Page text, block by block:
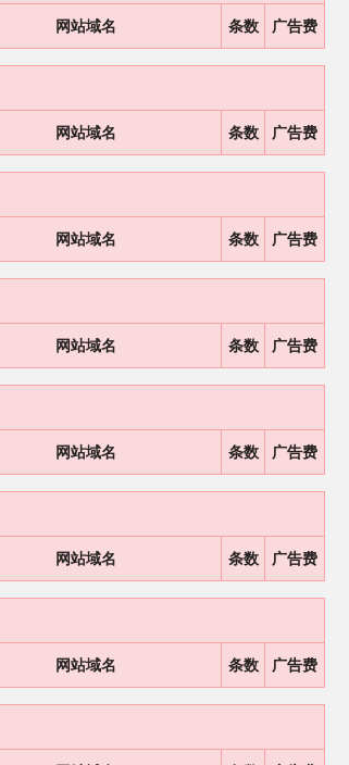
网站域名 条数 广告费
网站域名 条数 广告费
网站域名 条数 广告费
网站域名 条数 广告费
网站域名 条数 广告费
网站域名 条数 广告费
网站域名 条数 广告费